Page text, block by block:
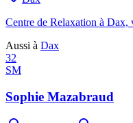
Centre de Relaxation à Dax,
Aussi à Dax
32
SM
Sophie Mazabraud